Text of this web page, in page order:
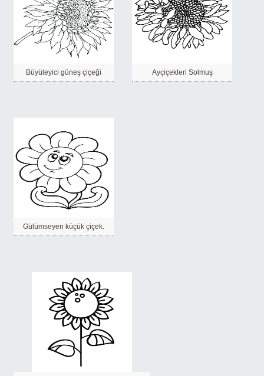
Büyüleyici güneş çiçeği Ayçiçekleri Solmuş
Gülümseyen küçük çiçek.